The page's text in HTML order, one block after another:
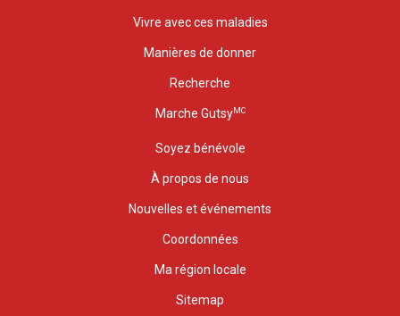
Vivre avec ces maladies
Manières de donner
Recherche
Marche GutsyMC
Soyez bénévole
À propos de nous
Nouvelles et événements
Coordonnées
Ma région locale
Sitemap